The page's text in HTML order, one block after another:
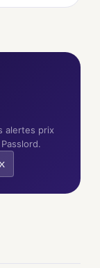
alertes prix